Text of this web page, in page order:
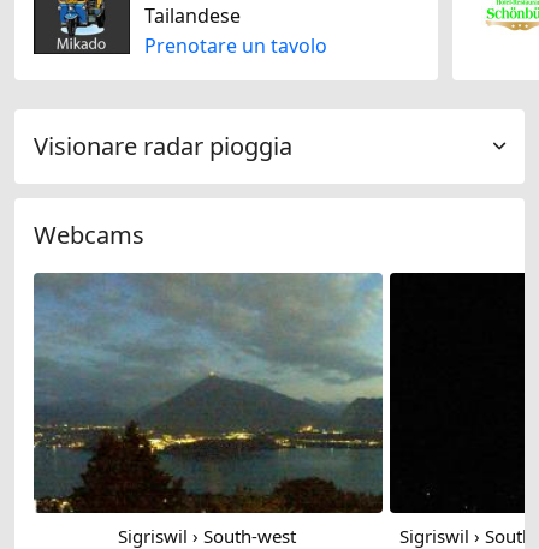
Tailandese
Prenotare un tavolo
Visionare radar pioggia
Webcams
Sigriswil › South-west